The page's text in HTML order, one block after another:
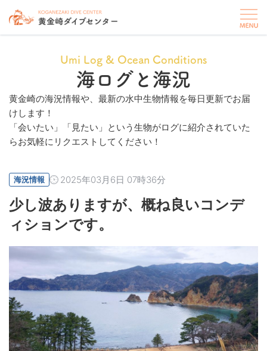
Umi Log & Ocean Conditions
海ログと海況
黄金崎の海況情報や、最新の水中生物情報を毎日更新でお届
けします！
「会いたい」「見たい」という生物がログに紹介されていた
らお気軽にリクエストしてください！
海況情報 2025年03月6日 07時36分
少し波ありますが、概ね良いコンデ
ィションです。